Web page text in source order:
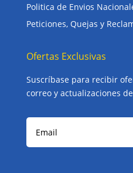
Politica de Envios
Peticiones, Quejas y
Ofertas Exclusivas
Suscríbase para recibir
correo y actualizaciones